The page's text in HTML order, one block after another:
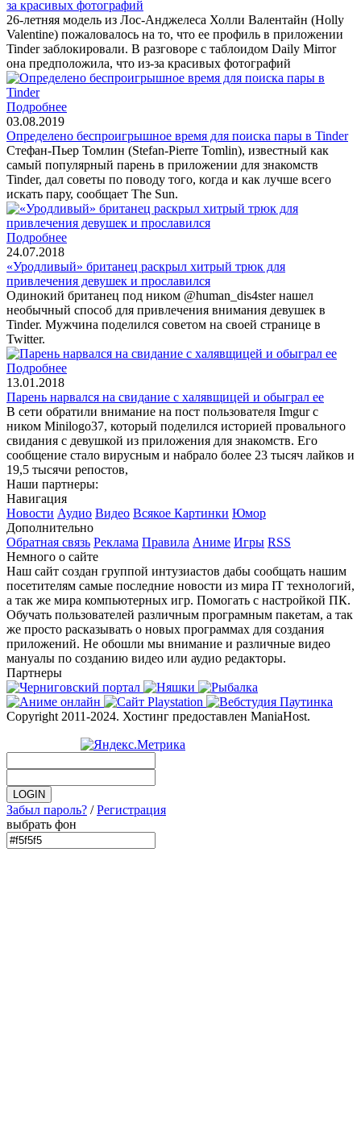
за красивых фотографий
26-летняя модель из Лос-Анджелеса Холли Валентайн (Holly
Valentine) пожаловалось на то, что ее профиль в приложении
Tinder заблокировали. В разговоре с таблоидом Daily Mirror
она предположила, что из-за красивых фотографий
Подробнее
03.08.2019
Определено беспроигрышное время для поиска пары в Tinder
Стефан-Пьер Томлин (Stefan-Pierre Tomlin), известный как
самый популярный парень в приложении для знакомств
Tinder, дал советы по поводу того, когда и как лучше всего
искать пару, сообщает The Sun.
Подробнее
24.07.2018
«Уродливый» британец раскрыл хитрый трюк для
привлечения девушек и прославился
Одинокий британец под ником @human_dis4ster нашел
необычный способ для привлечения внимания девушек в
Tinder. Мужчина поделился советом на своей странице в
Twitter.
Подробнее
13.01.2018
Парень нарвался на свидание с халявщицей и обыграл ее
В сети обратили внимание на пост пользователя Imgur с
ником Minilogo37, который поделился историей провального
свидания с девушкой из приложения для знакомств. Его
сообщение стало вирусным и набрало более 23 тысяч лайков и
19,5 тысячи репостов,
Наши партнеры:
Навигация
Новости Аудио Видео Всякое Картинки Юмор
Дополнительно
Обратная связь Реклама Правила Аниме Игры RSS
Немного о сайте
Наш сайт создан группой интузиастов дабы сообщать нашим
посетителям самые последние новости из мира IT технологий,
а так же мира компьютерных игр. Помогать с настройкой ПК.
Обучать пользователей различным програмным пакетам, а так
же просто расказывать о новых программах для создания
приложений. Не обошли мы внимание и различные видео
мануалы по созданию видео или аудио редакторы.
Партнеры
Copyright 2011-2024. Хостинг предоставлен ManiaHost.
Забыл пароль? /Регистрация
выбрать фон